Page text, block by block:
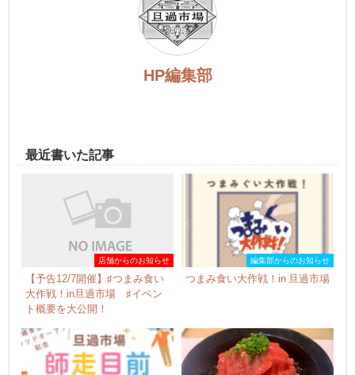
HP編集部
最近書いた記事
店舗からのお知らせ
【予告12/7開催】♯つまみ食い
大作戦！in旦過市場 ♯イベン
ト概要を大公開！
編集部からのお知らせ
つまみ食い大作戦！in 旦過市場